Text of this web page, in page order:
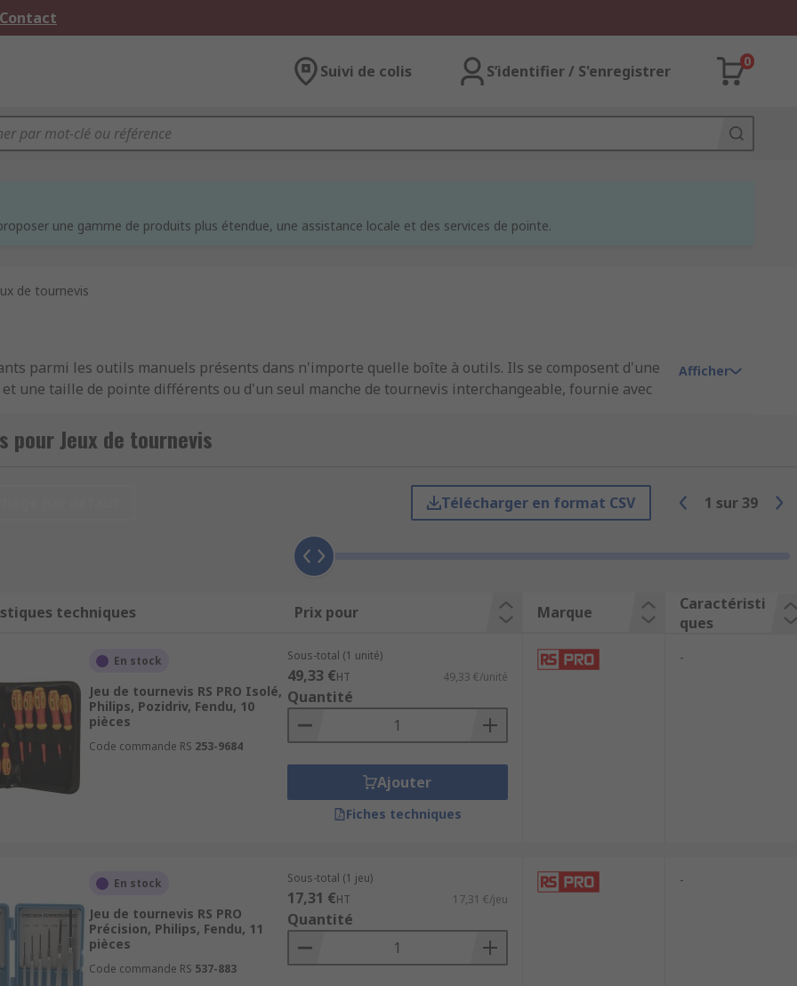
Suivi de colis S’identifier / S'enregistrer
0
une gamme de produits plus étendue, une assistance locale et des services de pointe.
de tournevis
parmi les outils manuels présents dans n'importe quelle boîte à outils. Ils se composent d'une
une taille de pointe différents ou d'un seul manche de tournevis interchangeable, fournie avec
:
ou tournevis isolés, répondent aux exigences de sécurité qui protègent contre les
également appelés jeux de tournevis Star sont tous dotés d'une pointe en forme d'étoile à six
marques populaires, dont les suivantes :
Afficher
pour Jeux de tournevis
Télécharger en format CSV 1 sur 39
techniques Prix pour Marque
Caractéristi
ques
En stock
Jeu de tournevis RS PRO Isolé,
Philips, Pozidriv, Fendu, 10
pièces
Code commande RS 253-9684
Sous-total (1 unité)
49,33 €HT 49,33 €/unité
Quantité
Ajouter
Fiches techniques
-
En stock
Jeu de tournevis RS PRO
Précision, Philips, Fendu, 11
pièces
Code commande RS 537-883
Sous-total (1 jeu)
17,31 €HT 17,31 €/jeu
Quantité
-